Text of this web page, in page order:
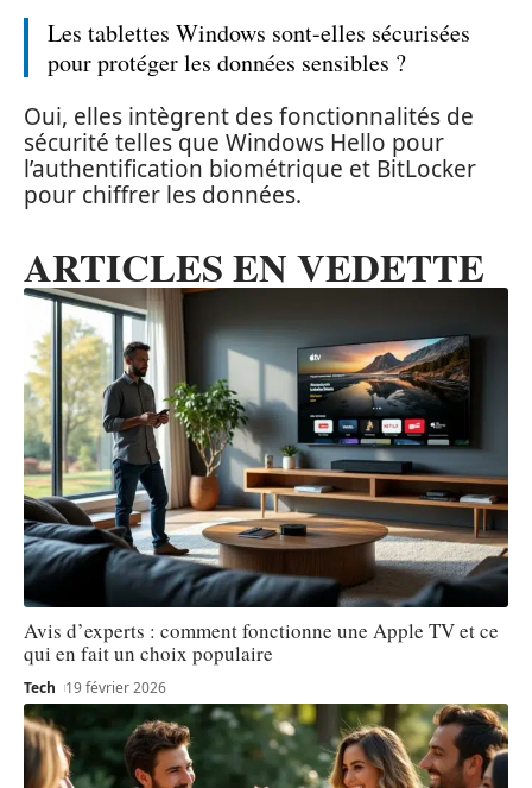
Les tablettes Windows sont-elles sécurisées
pour protéger les données sensibles ?
Oui, elles intègrent des fonctionnalités de
sécurité telles que Windows Hello pour
l’authentification biométrique et BitLocker
pour chiffrer les données.
ARTICLES EN VEDETTE
Avis d’experts : comment fonctionne une Apple TV et ce
qui en fait un choix populaire
Tech 19 février 2026